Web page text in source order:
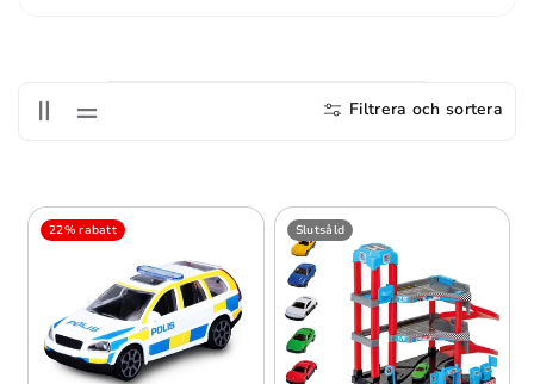
E
R
E
:
Filtrera och sortera
22% rabatt Slutsåld